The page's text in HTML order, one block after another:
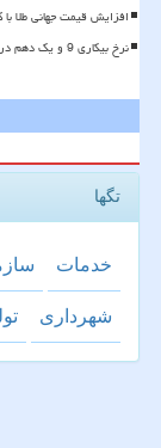
افزایش قیمت جهانی طلا
نرخ بیکاری 9 و یک دهم درصد شد
تگها
خدمات
شهرداری